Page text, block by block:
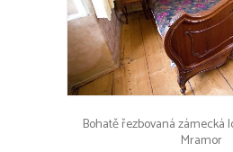
Bohatě řezbovaná zámecká
Mramor